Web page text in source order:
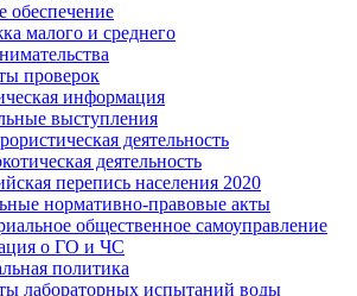
обеспечение
малого и среднего
проверок
информация
выступления
деятельность
деятельность
перепись населения 2020
нормативно-правовые акты
общественное самоуправление
о ГО и ЧС
политика
лабораторных испытаний воды